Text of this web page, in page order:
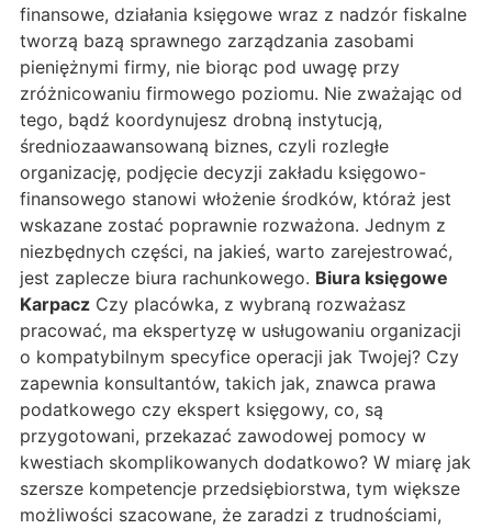
finansowe, działania księgowe wraz z nadzór fiskalne
tworzą bazą sprawnego zarządzania zasobami
pieniężnymi firmy, nie biorąc pod uwagę przy
zróżnicowaniu firmowego poziomu. Nie zważając od
tego, bądź koordynujesz drobną instytucją,
średniozaawansowaną biznes, czyli rozległe
organizację, podjęcie decyzji zakładu księgowo-
finansowego stanowi włożenie środków, któraż jest
wskazane zostać poprawnie rozważona. Jednym z
niezbędnych części, na jakieś, warto zarejestrować,
jest zaplecze biura rachunkowego. Biura księgowe
Karpacz Czy placówka, z wybraną rozważasz
pracować, ma ekspertyzę w usługowaniu organizacji
o kompatybilnym specyfice operacji jak Twojej? Czy
zapewnia konsultantów, takich jak, znawca prawa
podatkowego czy ekspert księgowy, co, są
przygotowani, przekazać zawodowej pomocy w
kwestiach skomplikowanych dodatkowo? W miarę jak
szersze kompetencje przedsiębiorstwa, tym większe
możliwości szacowane, że zaradzi z trudnościami,